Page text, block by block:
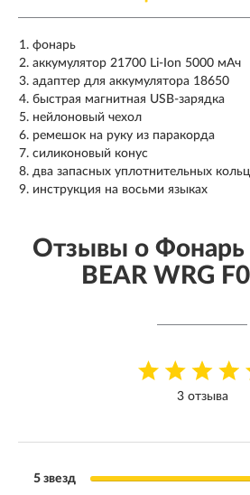
фонарь
аккумулятор 21700 Li-Ion 5000 мАч
адаптер для аккумулятора 18650
быстрая магнитная USB-зарядка
нейлоновый чехол
ремешок на руку из паракорда
силиконовый конус
два запасных уплотнительных
инструкция на восьми языках
Отзывы о Фонарь
BEAR WRG
3 отзыва
5 звезд